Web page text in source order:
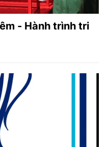
- Hành trình tri